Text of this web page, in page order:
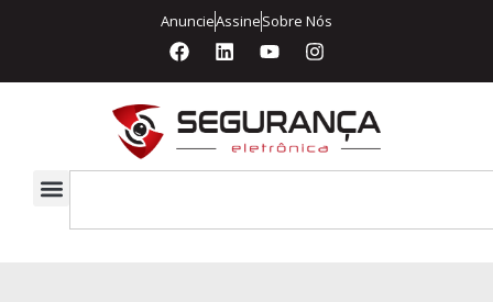
AnuncieAssineSobre Nós